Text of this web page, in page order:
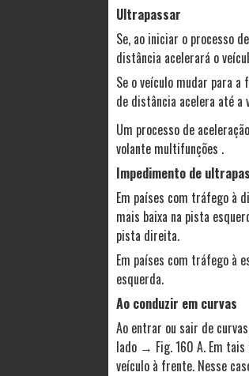
Ultrapassar
Se, ao iniciar o processo
distância acelerará o
Se o veículo mudar para
de distância acelera até a
Um processo de
volante multifunções .
Impedimento de
Em países com tráfego à
mais baixa na pista
pista direita.
Em países com tráfego à
esquerda.
Ao conduzir em curvas
Ao entrar ou sair de
lado → Fig. 160 A. Em tais
veículo à frente. Nesse